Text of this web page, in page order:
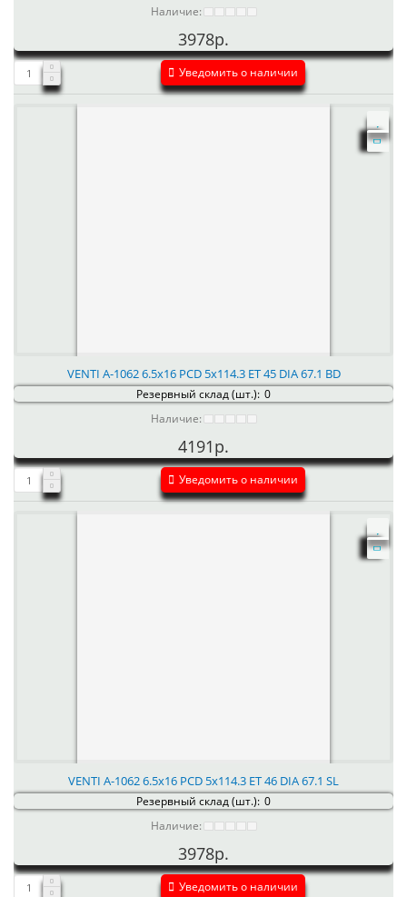
Наличие:
3978р.
Уведомить о наличии
VENTI А-1062 6.5x16 PCD 5x114.3 ET 45 DIA 67.1 BD
Резервный склад (шт.): 0
Наличие:
4191р.
Уведомить о наличии
VENTI А-1062 6.5x16 PCD 5x114.3 ET 46 DIA 67.1 SL
Резервный склад (шт.): 0
Наличие:
3978р.
Уведомить о наличии